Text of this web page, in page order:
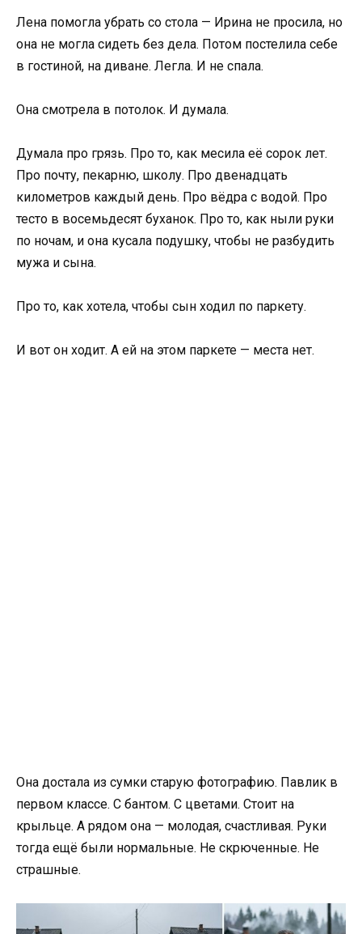
Лена помогла убрать со стола — Ирина не просила, но
она не могла сидеть без дела. Потом постелила себе
в гостиной, на диване. Легла. И не спала.
Она смотрела в потолок. И думала.
Думала про грязь. Про то, как месила её сорок лет.
Про почту, пекарню, школу. Про двенадцать
километров каждый день. Про вёдра с водой. Про
тесто в восемьдесят буханок. Про то, как ныли руки
по ночам, и она кусала подушку, чтобы не разбудить
мужа и сына.
Про то, как хотела, чтобы сын ходил по паркету.
И вот он ходит. А ей на этом паркете — места нет.
Она достала из сумки старую фотографию. Павлик в
первом классе. С бантом. С цветами. Стоит на
крыльце. А рядом она — молодая, счастливая. Руки
тогда ещё были нормальные. Не скрюченные. Не
страшные.